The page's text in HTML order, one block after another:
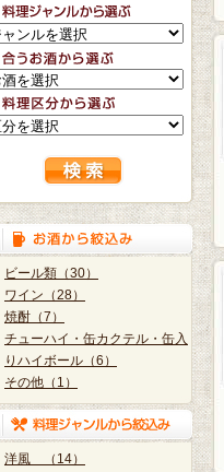
ビール類（30）
ワイン（28）
焼酎（7）
チューハイ・缶カクテル・缶入
りハイボール（6）
その他（1）
洋風 （14）